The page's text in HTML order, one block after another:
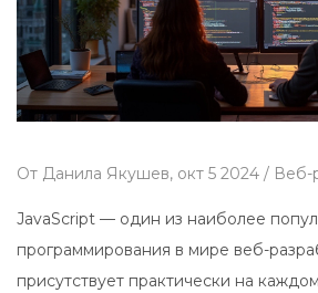
От Данила Якушев, окт 5 2024 / Веб-
JavaScript — один из наиболее
программирования в мире веб-
присутствует практически на